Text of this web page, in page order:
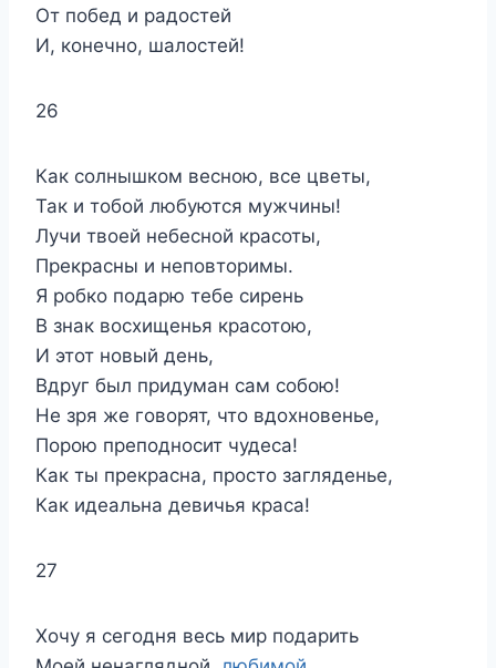
От побед и радостей
И, конечно, шалостей!
26
Как солнышком весною, все цветы,
Так и тобой любуются мужчины!
Лучи твоей небесной красоты,
Прекрасны и неповторимы.
Я робко подарю тебе сирень
В знак восхищенья красотою,
И этот новый день,
Вдруг был придуман сам собою!
Не зря же говорят, что вдохновенье,
Порою преподносит чудеса!
Как ты прекрасна, просто загляденье,
Как идеальна девичья краса!
27
Хочу я сегодня весь мир подарить